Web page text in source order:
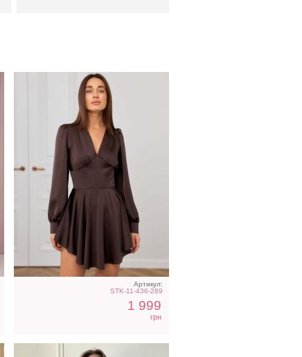
Артикул:
STK-11-436-289
1 999
грн
Голубое нарядное
облегающее платье в пол